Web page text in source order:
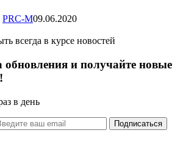
PRC-M09.06.2020
всегда в курсе новостей
и получайте новые
в день